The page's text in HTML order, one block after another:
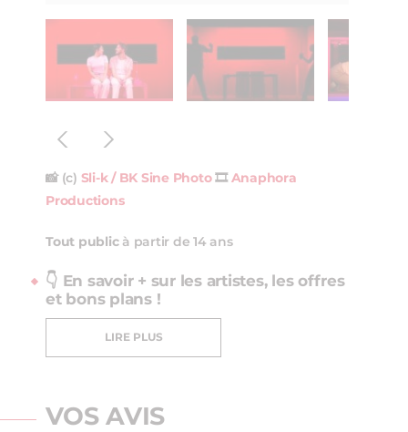
📸 (c) Sli-k / BK Sine Photo🎞️ Anaphora
Productions
Tout publicà partir de 14 ans
👇 En savoir + sur les artistes, les offres
et bons plans !
LIRE PLUS
VOS AVIS